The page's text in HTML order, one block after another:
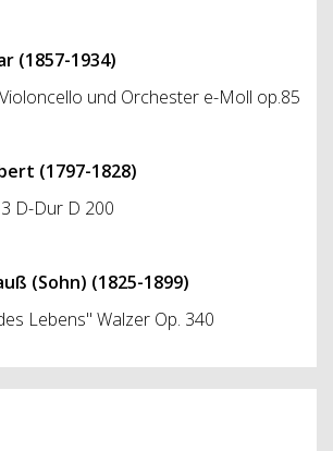
(1857-1934)
und Orchester e-Moll op.85
(1797-1828)
D-Dur D 200
(Sohn) (1825-1899)
Lebens" Walzer Op. 340